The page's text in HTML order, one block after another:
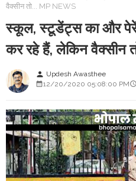
वैक्सीन तो... MP NEWS
स्कूल, स्टूडेंट्स का और
कर रहे हैं, लेकिन वैक्सीन
person Updesh Awasthee
12/20/2020 05:08:00 PM